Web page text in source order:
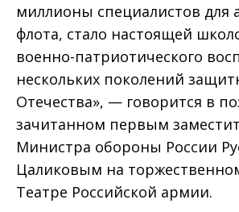
миллионы специалистов для
флота, стало настоящей
военно-патриотического
нескольких поколений
Отечества», — говорится в
зачитанном первым
Министра обороны России
Цаликовым на
Театре Российской армии.